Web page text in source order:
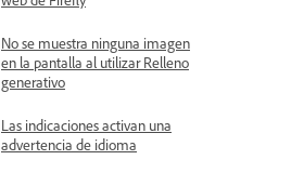
No se muestra ninguna imagen
en la pantalla al utilizar Relleno
generativo
Las indicaciones activan una
advertencia de idioma